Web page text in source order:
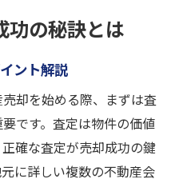
功の秘訣とは
ント解説
却を始める際、まずは査
です。査定は物件の価値
確な査定が売却成功の鍵
に詳しい複数の不動産会